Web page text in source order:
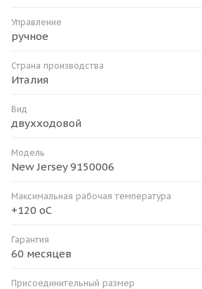
Управление
ручное
Страна производства
Италия
Вид
двухходовой
Модель
New Jersey 9150006
Максимальная рабочая температура
+120 оС
Гарантия
60 месяцев
Присоединительный размер